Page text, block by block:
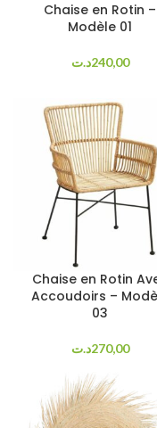
Chaise en Rotin –
Modèle 01
240,00د.ت
Chaise en Rotin
Accoudoirs –
03
270,00د.ت